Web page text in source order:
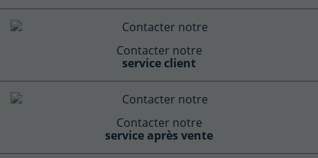
Contacter notre
service client
Contacter notre
service après vente